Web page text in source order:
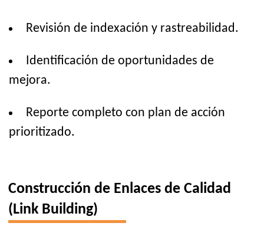
Revisión de indexación y rastreabilidad.
Identificación de oportunidades de
mejora.
Reporte completo con plan de acción
prioritizado.
Construcción de Enlaces de Calidad
(Link Building)